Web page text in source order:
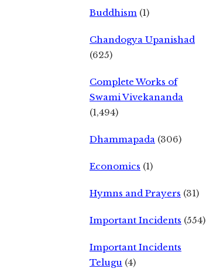
Buddhism (1)
Chandogya Upanishad
(625)
Complete Works of
Swami Vivekananda
(1,494)
Dhammapada (306)
Economics (1)
Hymns and Prayers (31)
Important Incidents (554)
Important Incidents
Telugu (4)